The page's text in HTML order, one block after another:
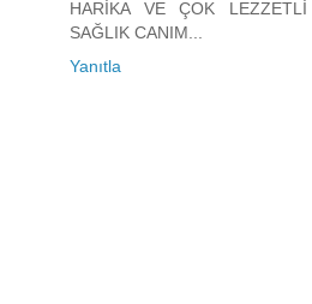
HARİKA VE ÇOK
SAĞLIK CANIM...
Yanıtla